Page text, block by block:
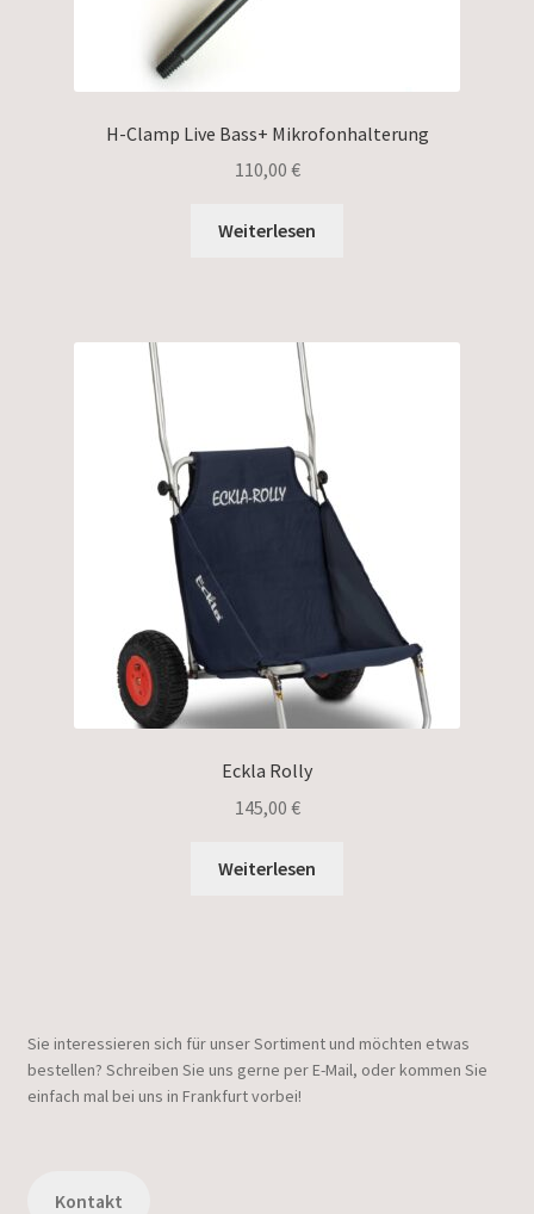
H-Clamp Live Bass+ Mikrofonhalterung
110,00 €
Weiterlesen
Eckla Rolly
145,00 €
Weiterlesen
Sie interessieren sich für unser Sortiment und möchten etwas
bestellen? Schreiben Sie uns gerne per E-Mail, oder kommen Sie
einfach mal bei uns in Frankfurt vorbei!
Kontakt